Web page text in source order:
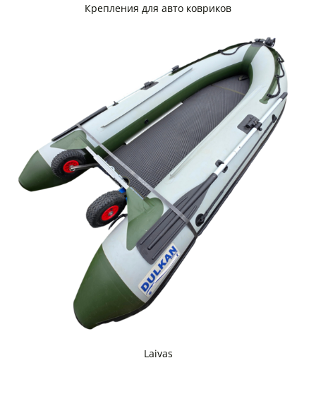
Крепления для авто ковриков
Laivas